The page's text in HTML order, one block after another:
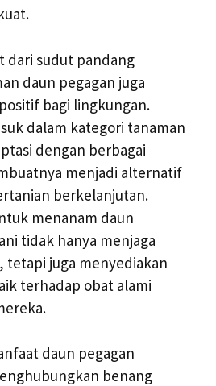
dari sudut pandang
daun pegagan juga
bagi lingkungan.
dalam kategori tanaman
dengan berbagai
menjadi alternatif
berkelanjutan.
menanam daun
tidak hanya menjaga
tetapi juga menyediakan
terhadap obat alami
daun pegagan
benang